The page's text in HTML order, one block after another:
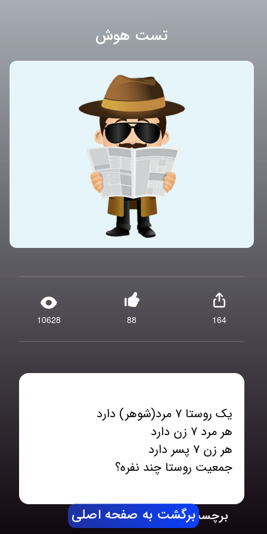
تست هوش
10628 88 164
جمعیت روستا چند نفره؟
برچسب هابرگشت به صفحه اصلی